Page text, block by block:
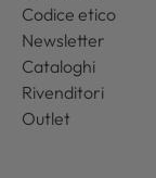
Codice etico
Newsletter
Cataloghi
Rivenditori
Outlet